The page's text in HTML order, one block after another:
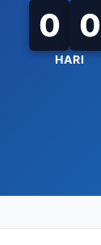
0 0
HARI